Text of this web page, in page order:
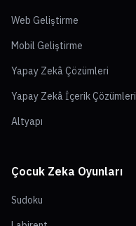
Web Geliştirme
Mobil Geliştirme
Yapay Zekâ Çözümleri
Yapay Zekâ İçerik Çözümleri
Altyapı
Çocuk Zeka Oyunları
Sudoku